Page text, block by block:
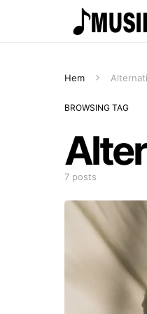
Hem
BROWSING TAG
7 posts